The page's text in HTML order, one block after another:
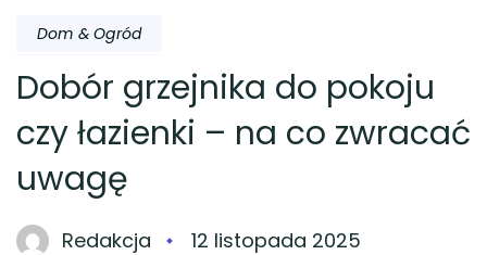
Dom & Ogród
Dobór grzejnika do pokoju
czy łazienki – na co zwracać
uwagę
Redakcja 12 listopada 2025